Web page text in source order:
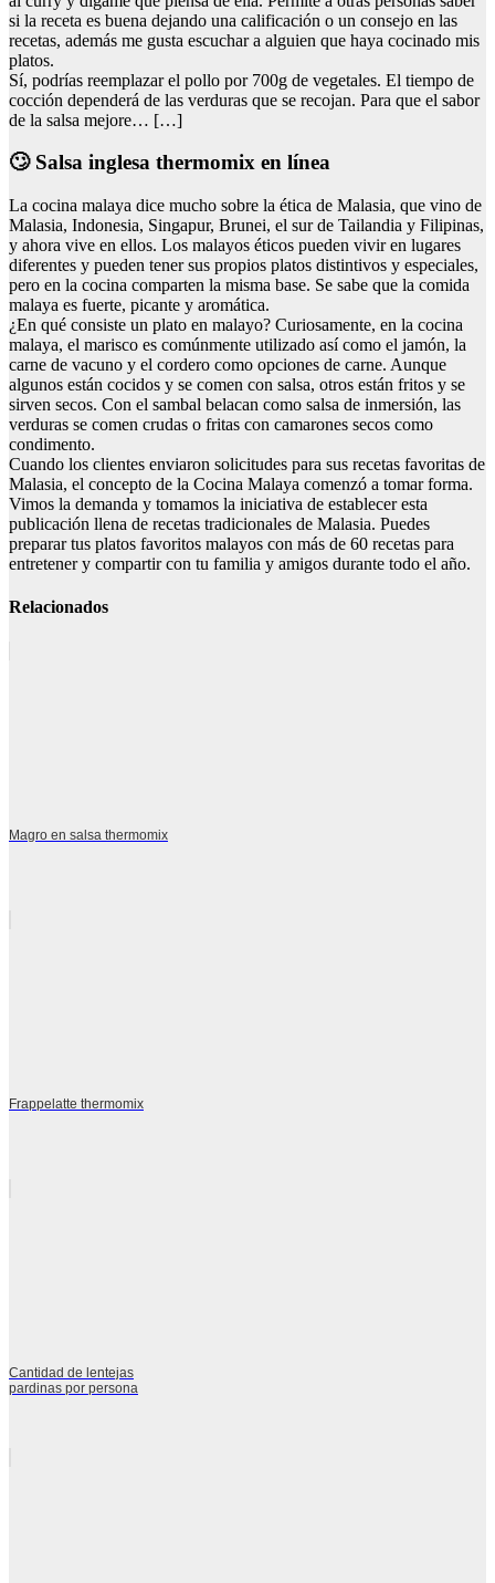
si la receta es buena dejando una calificación o un consejo en las
recetas, además me gusta escuchar a alguien que haya cocinado mis
platos.
Sí, podrías reemplazar el pollo por 700g de vegetales. El tiempo de
cocción dependerá de las verduras que se recojan. Para que el sabor
de la salsa mejore… […]
🙄 Salsa inglesa thermomix en línea
La cocina malaya dice mucho sobre la ética de Malasia, que vino de
Malasia, Indonesia, Singapur, Brunei, el sur de Tailandia y Filipinas,
y ahora vive en ellos. Los malayos éticos pueden vivir en lugares
diferentes y pueden tener sus propios platos distintivos y especiales,
pero en la cocina comparten la misma base. Se sabe que la comida
malaya es fuerte, picante y aromática.
¿En qué consiste un plato en malayo? Curiosamente, en la cocina
malaya, el marisco es comúnmente utilizado así como el jamón, la
carne de vacuno y el cordero como opciones de carne. Aunque
algunos están cocidos y se comen con salsa, otros están fritos y se
sirven secos. Con el sambal belacan como salsa de inmersión, las
verduras se comen crudas o fritas con camarones secos como
condimento.
Cuando los clientes enviaron solicitudes para sus recetas favoritas de
Malasia, el concepto de la Cocina Malaya comenzó a tomar forma.
Vimos la demanda y tomamos la iniciativa de establecer esta
publicación llena de recetas tradicionales de Malasia. Puedes
preparar tus platos favoritos malayos con más de 60 recetas para
entretener y compartir con tu familia y amigos durante todo el año.
Relacionados
Magro en salsa thermomix
Frappelatte thermomix
Cantidad de lentejas
pardinas por persona